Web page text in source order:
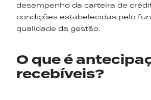
desempenho da carteira de
condições estabelecidas pelo
qualidade da gestão.
O que é
recebíveis?